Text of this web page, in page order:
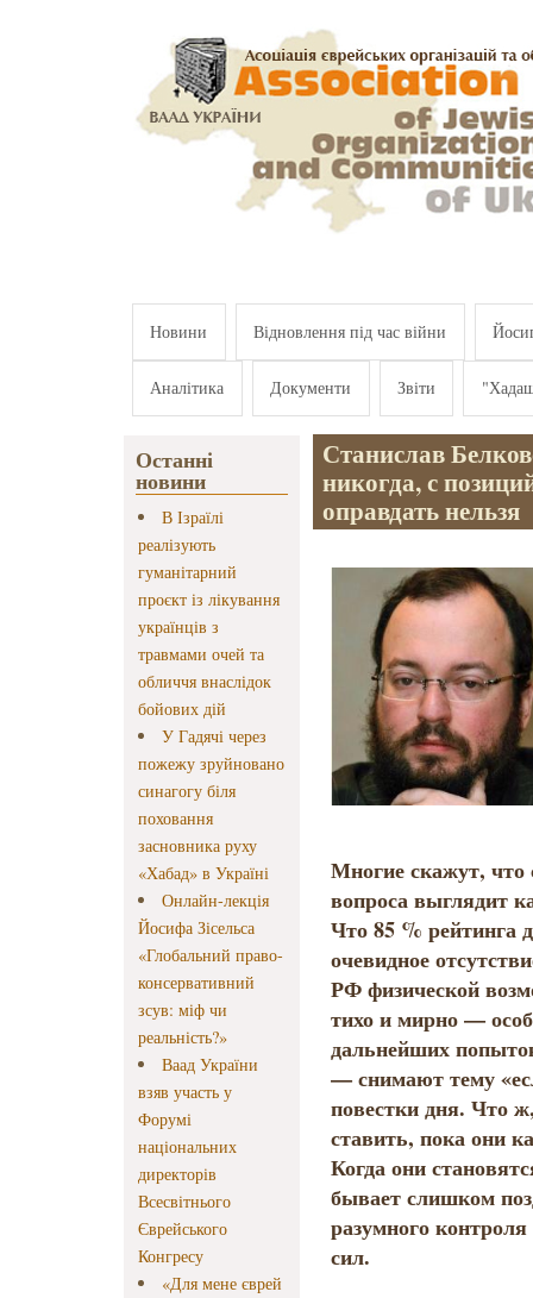
Новини Відновлення під час війни
Аналітика Документи Звіти
Останні
новини
В Ізраїлі
реалізують
гуманітарний
проєкт із лікування
українців з
травмами очей та
обличчя внаслідок
бойових дій
У Гадячі через
пожежу зруйновано
синагогу біля
поховання
засновника руху
«Хабад» в Україні
Онлайн-лекція
Йосифа Зісельса
«Глобальний право-
консервативний
зсув: міф чи
реальність?»
Ваад України
взяв участь у
Форумі
національних
директорів
Всесвітнього
Єврейського
Конгресу
«Для мене єврей
Станислав
никогда, с
оправдать нельзя
Многие скажут, что
вопроса выглядит
Что 85 %
очевидное
РФ физической
тихо и мирно —
дальнейших
— снимают тему
повестки дня. Что
ставить, пока они
Когда они
бывает слишком
разумного
сил.